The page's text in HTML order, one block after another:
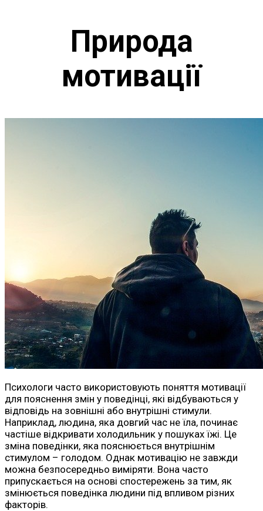
Природа
мотивації
Психологи часто використовують поняття мотивації
для пояснення змін у поведінці, які відбуваються у
відповідь на зовнішні або внутрішні стимули.
Наприклад, людина, яка довгий час не їла, починає
частіше відкривати холодильник у пошуках їжі. Це
зміна поведінки, яка пояснюється внутрішнім
стимулом – голодом. Однак мотивацію не завжди
можна безпосередньо виміряти. Вона часто
припускається на основі спостережень за тим, як
змінюється поведінка людини під впливом різних
факторів.